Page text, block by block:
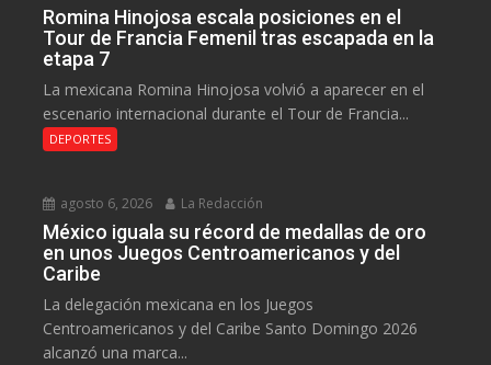
Romina Hinojosa escala posiciones en el
Tour de Francia Femenil tras escapada en la
etapa 7
La mexicana Romina Hinojosa volvió a aparecer en el
escenario internacional durante el Tour de Francia...
DEPORTES
agosto 6, 2026 La Redacción
México iguala su récord de medallas de oro
en unos Juegos Centroamericanos y del
Caribe
La delegación mexicana en los Juegos
Centroamericanos y del Caribe Santo Domingo 2026
alcanzó una marca...